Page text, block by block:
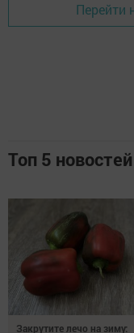
Перейти
Топ 5 новостей
Закрутите лечо на зиму: